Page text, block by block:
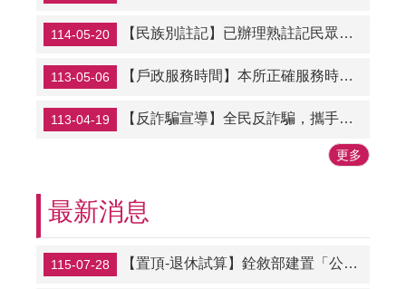
114-05-20 【民族別註記】已辦理熟註記民眾請接續辧理民族別註記
113-05-06 【戶政服務時間】本所正確服務時間，請以本所網站公告為主，若有疑義可電洽戶所詢問
113-04-19 【反詐騙宣導】全民反詐騙，攜手一起來
更多
最新消息
115-07-28 【置頂-退休試算】銓敘部建置「公務人員退休所得重審後實發金額試算器」請退休人員多加利用。